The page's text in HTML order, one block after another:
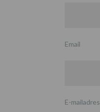
Email
E-mailadres